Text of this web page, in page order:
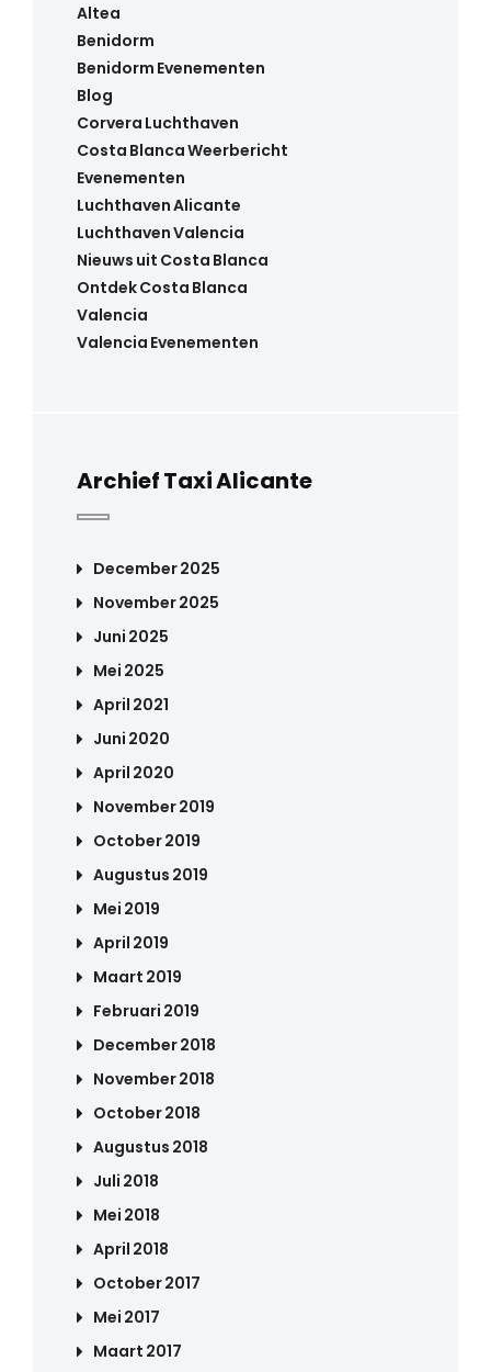
Altea
Benidorm
Benidorm Evenementen
Blog
Corvera Luchthaven
Costa Blanca Weerbericht
Evenementen
Luchthaven Alicante
Luchthaven Valencia
Nieuws uit Costa Blanca
Ontdek Costa Blanca
Valencia
Valencia Evenementen
Archief Taxi Alicante
December 2025
November 2025
Juni 2025
Mei 2025
April 2021
Juni 2020
April 2020
November 2019
October 2019
Augustus 2019
Mei 2019
April 2019
Maart 2019
Februari 2019
December 2018
November 2018
October 2018
Augustus 2018
Juli 2018
Mei 2018
April 2018
October 2017
Mei 2017
Maart 2017